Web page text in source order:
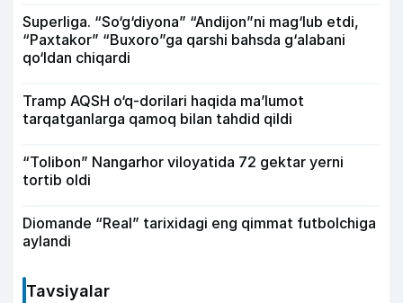
Superliga. “So‘g‘diyona” “Andijon”ni mag‘lub etdi,
“Paxtakor” “Buxoro”ga qarshi bahsda g‘alabani
qo‘ldan chiqardi
Tramp AQSH o‘q-dorilari haqida ma’lumot
tarqatganlarga qamoq bilan tahdid qildi
“Tolibon” Nangarhor viloyatida 72 gektar yerni
tortib oldi
Diomande “Real” tarixidagi eng qimmat futbolchiga
aylandi
Tavsiyalar